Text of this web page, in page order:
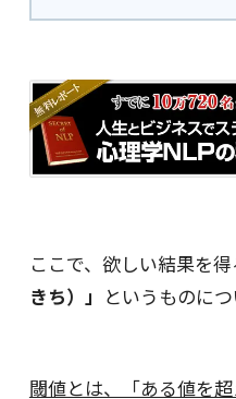
ここで、欲しい結果を
きち）」 というものにつ
閾値とは、「ある値を